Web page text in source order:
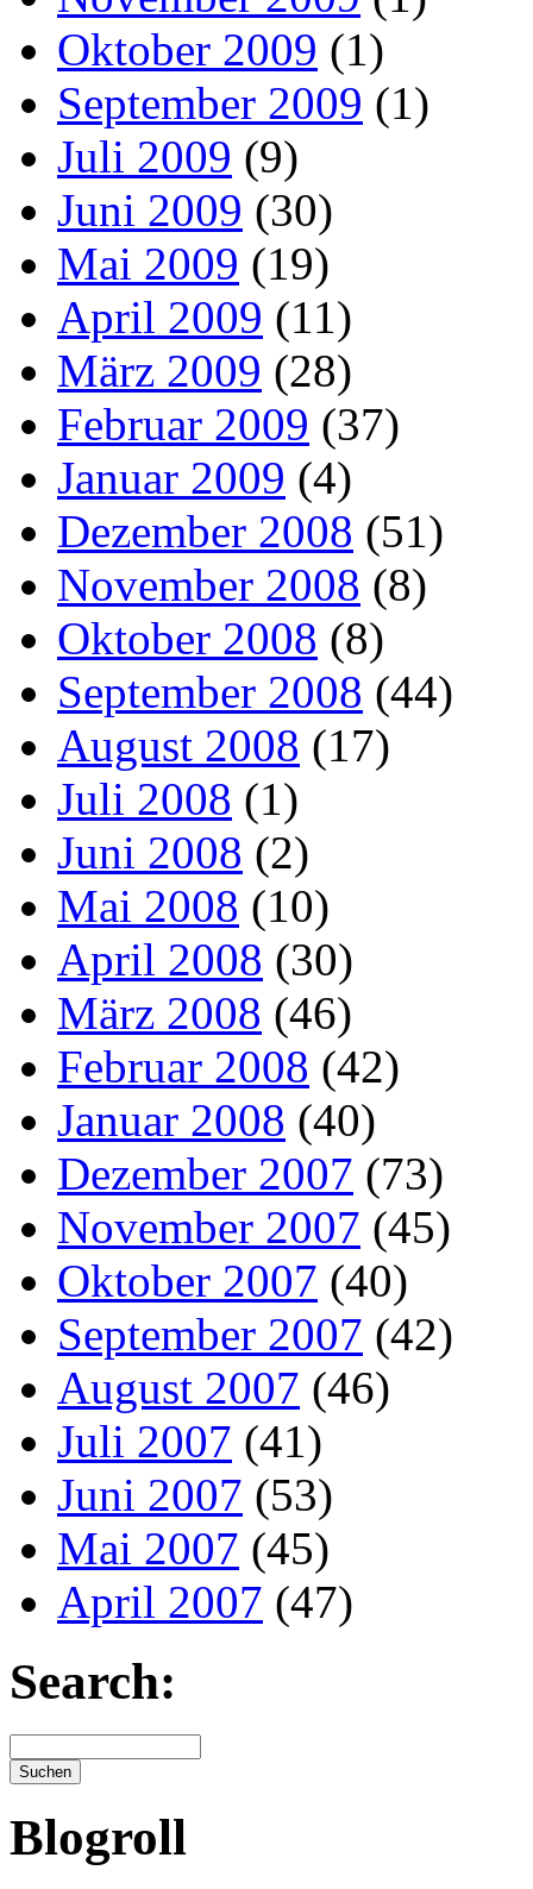
Oktober 2009 (1)
September 2009 (1)
Juli 2009 (9)
Juni 2009 (30)
Mai 2009 (19)
April 2009 (11)
März 2009 (28)
Februar 2009 (37)
Januar 2009 (4)
Dezember 2008 (51)
November 2008 (8)
Oktober 2008 (8)
September 2008 (44)
August 2008 (17)
Juli 2008 (1)
Juni 2008 (2)
Mai 2008 (10)
April 2008 (30)
März 2008 (46)
Februar 2008 (42)
Januar 2008 (40)
Dezember 2007 (73)
November 2007 (45)
Oktober 2007 (40)
September 2007 (42)
August 2007 (46)
Juli 2007 (41)
Juni 2007 (53)
Mai 2007 (45)
April 2007 (47)
Search:
Blogroll